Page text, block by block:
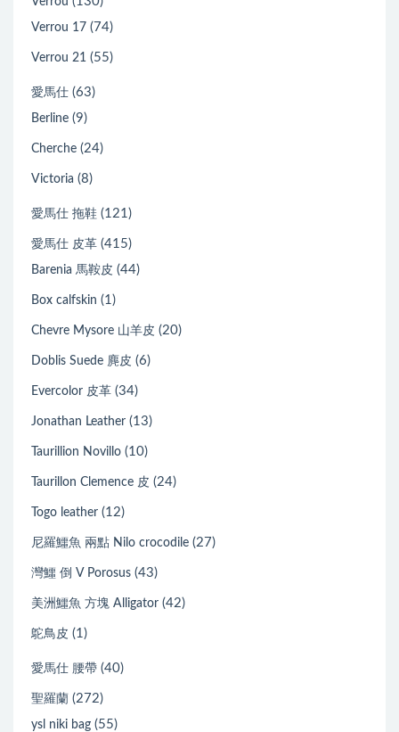
Verrou 17 (74)
Verrou 21 (55)
愛馬仕 (63)
Berline (9)
Cherche (24)
Victoria (8)
愛馬仕 拖鞋 (121)
愛馬仕 皮革 (415)
Barenia 馬鞍皮 (44)
Box calfskin (1)
Chevre Mysore 山羊皮 (20)
Doblis Suede 麂皮 (6)
Evercolor 皮革 (34)
Jonathan Leather (13)
Taurillion Novillo (10)
Taurillon Clemence 皮 (24)
Togo leather (12)
尼羅鱷魚 兩點 Nilo crocodile (27)
灣鱷 倒 V Porosus (43)
美洲鱷魚 方塊 Alligator (42)
鴕鳥皮 (1)
愛馬仕 腰帶 (40)
聖羅蘭 (272)
ysl niki bag (55)